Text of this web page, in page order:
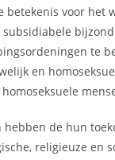
voor
en
de hun
religieuze en